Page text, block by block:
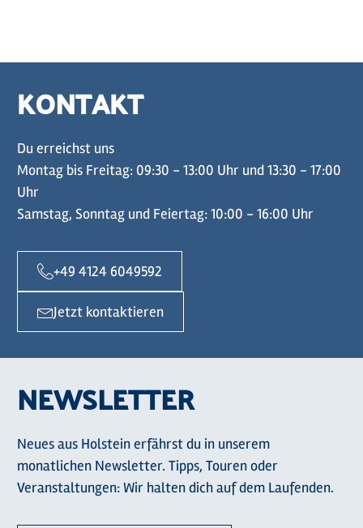
KONTAKT
Du erreichst uns
Montag bis Freitag: 09:30 - 13:00 Uhr und 13:30 - 17:00
Uhr
Samstag, Sonntag und Feiertag: 10:00 - 16:00 Uhr
+49 4124 6049592
Jetzt kontaktieren
NEWSLETTER
Neues aus Holstein erfährst du in unserem
monatlichen Newsletter. Tipps, Touren oder
Veranstaltungen: Wir halten dich auf dem Laufenden.